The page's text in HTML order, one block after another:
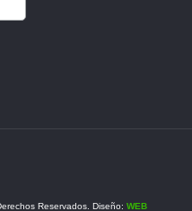
Reservados. Diseño: WEB